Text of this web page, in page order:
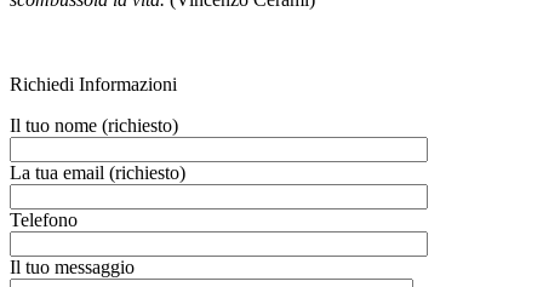
Richiedi Informazioni
Il tuo nome (richiesto)
La tua email (richiesto)
Telefono
Il tuo messaggio